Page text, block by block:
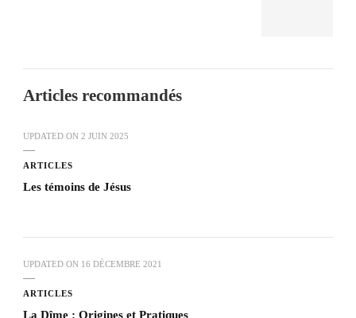
Articles recommandés
UPDATED ON 2 JUIN 2025
ARTICLES
Les témoins de Jésus
UPDATED ON 16 DÉCEMBRE 2021
ARTICLES
La Dîme : Origines et Pratiques